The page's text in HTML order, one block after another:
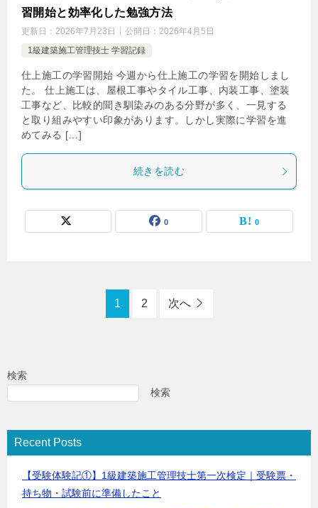
習開始と効率化した勉強方法
更新日： 2026年7月23日 公開日： 2026年4月5日
1級建築施工管理技士 学習記録
仕上施工の学習開始 今週から仕上施工の学習を開始しまし
た。 仕上施工は、屋根工事やタイル工事、内装工事、塗装
工事など、比較的聞き馴染みのある分野が多く、一見する
と取り組みやすい印象があります。しかし実際に学習を進
めてみる […]
続きを読む
0 0
1 2 次へ
検索
検索
Recent Posts
【受験体験記①】1級建築施工管理技士第一次検定｜受験票・
持ち物・試験前に準備したこと